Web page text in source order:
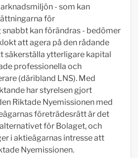
- som kan
för
kan förändras - bedömer
att agera på den rådande
säkerställa ytterligare kapital
professionella och
(däribland LNS). Med
har styrelsen gjort
Riktade Nyemissionen med
företrädesrätt är det
för Bolaget, och
i aktieägarnas intresse att
Nyemissionen.